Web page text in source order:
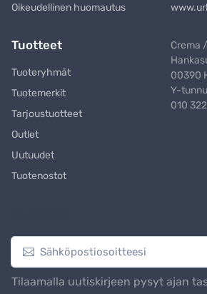
Oikeudellinen huomautus
Tuotteet
Tuoteryhmät
Tuotemerkit
Tarjoustuotteet
Outlet
Uutuudet
Tuotenostot
Crema
00390
Y-
010
Tilaamalla uutiskirjeen pysyt ajan